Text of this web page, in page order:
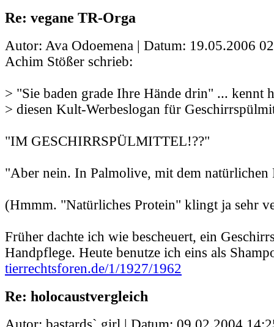
Re: vegane TR-Orga
Autor: Ava Odoemena | Datum: 19.05.2006
Achim Stößer schrieb:
> "Sie baden grade Ihre Hände drin" ... kennt
> diesen Kult-Werbeslogan für
"IM GESCHIRRSPÜLMITTEL!??"
"Aber nein. In Palmolive, mit dem natürlichen
(Hmmm. "Natürliches Protein" klingt ja sehr
Früher dachte ich wie bescheuert, ein
Handpflege. Heute benutze ich eins als
tierrechtsforen.de/1/1927/1962
Re: holocaustvergleich